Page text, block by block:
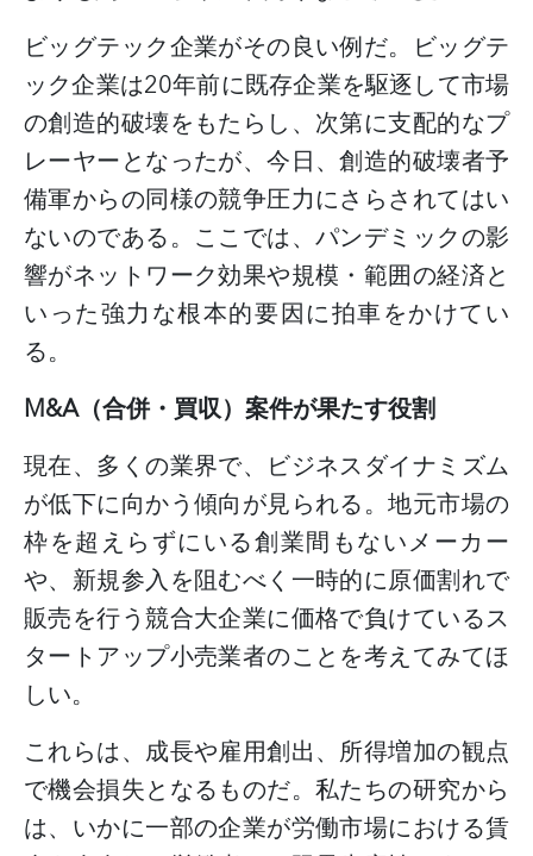
ビッグテック企業がその良い例だ。ビッグテ
ック企業は20年前に既存企業を駆逐して市場
の創造的破壊をもたらし、次第に支配的なプ
レーヤーとなったが、今日、創造的破壊者予
備軍からの同様の競争圧力にさらされてはい
ないのである。ここでは、パンデミックの影
響がネットワーク効果や規模・範囲の経済と
いった強力な根本的要因に拍車をかけてい
る。
M&A（合併・買収）案件が果たす役割
現在、多くの業界で、ビジネスダイナミズム
が低下に向かう傾向が見られる。地元市場の
枠を超えらずにいる創業間もないメーカー
や、新規参入を阻むべく一時的に原価割れで
販売を行う競合大企業に価格で負けているス
タートアップ小売業者のことを考えてみてほ
しい。
これらは、成長や雇用創出、所得増加の観点
で機会損失となるものだ。私たちの研究から
は、いかに一部の企業が労働市場における賃